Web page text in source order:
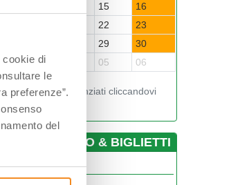
cookie di
le
preferenze”.
del
15
16
22
23
29
30
03 05 06
nei giorni evidenziati cliccandovi
­INFO & BIGLIETTI